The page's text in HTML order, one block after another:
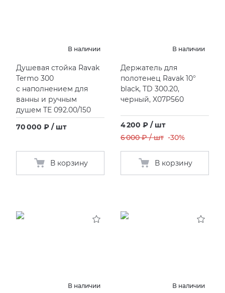
PERONDA
PORCELANOSA
SANT’AGOSTINO
ГРАНИТЕЯ
УРАЛЬСКИЙ ГРАНИТ
УНИТАЗЫ И ПИCCУАРЫ
В наличии
Душевая стойка Ravak
Termo 300
с наполнением для
ванны и ручным
душем TE 092.00/150
70 000 ₽ / шт
В корзину
В наличии
Держатель для
полотенец Ravak 10°
black, TD 300.20,
черный, X07P560
4 200 ₽ / шт
6 000 ₽ / шт -30%
В корзину
В наличии В наличии